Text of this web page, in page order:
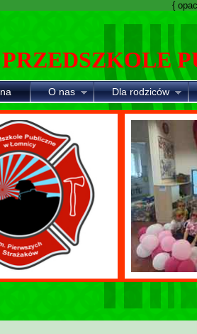
{
PRZEDSZKOLE
O nas Dla rodziców